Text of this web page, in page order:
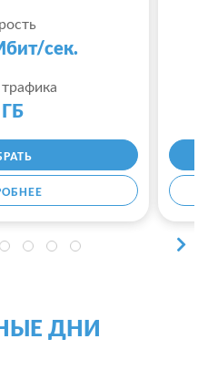
сек.
ДНИ